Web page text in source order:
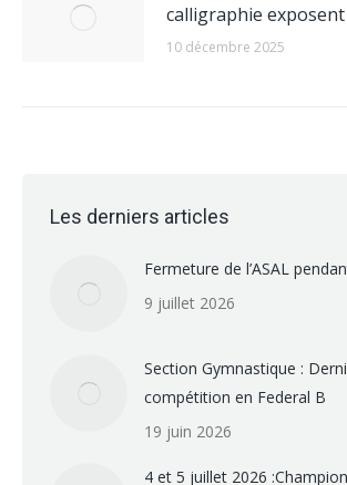
calligraphie
10 décembre 2025
Les derniers articles
Fermeture de l’ASAL
9 juillet 2026
Section Gymnastique :
compétition en Federal B
19 juin 2026
4 et 5 juillet 2026